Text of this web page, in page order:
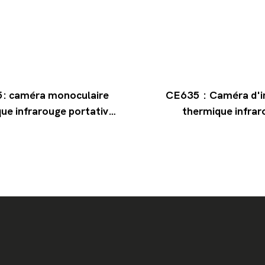
caméra monoculaire
infrarouge portative
CE635 : Caméra
thermique